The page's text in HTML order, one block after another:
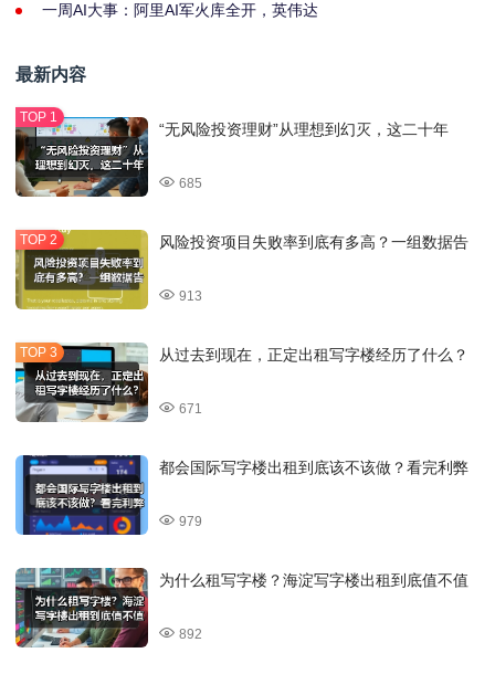
一周AI大事：阿里AI军火库全开，英伟达
最新内容
“无风险投资理财”从理想到幻灭，这二十年
685
风险投资项目失败率到底有多高？一组数据告
913
从过去到现在，正定出租写字楼经历了什么？
671
都会国际写字楼出租到底该不该做？看完利弊
979
为什么租写字楼？海淀写字楼出租到底值不值
892